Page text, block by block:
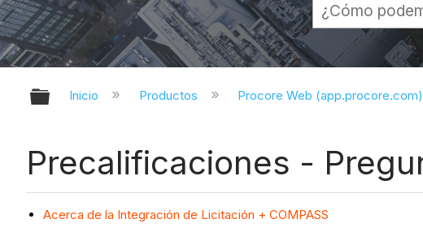
Expandir/contraer jerarquía global
Inicio Productos Procore Web (app.procore.com)
Precalificaciones -
Acerca de la Integración de Licitación + COMPASS